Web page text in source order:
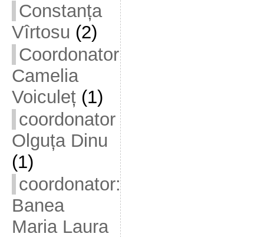
Constanța
Vîrtosu (2)
Coordonator
Camelia
Voiculeț(1)
coordonator
Olguța Dinu
(1)
coordonator:
Banea
Maria Laura